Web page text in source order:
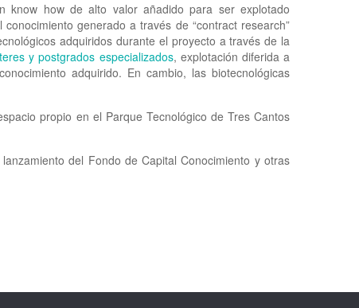
know how de alto valor añadido para ser explotado
generado a través de “contract research”
adquiridos durante el proyecto a través de la
y postgrados especializados, explotación diferida a
adquirido. En cambio, las biotecnológicas
propio en el Parque Tecnológico de Tres Cantos
del Fondo de Capital Conocimiento y otras